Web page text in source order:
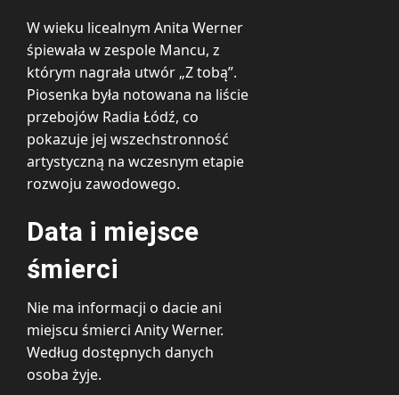
W wieku licealnym Anita Werner
śpiewała w zespole Mancu, z
którym nagrała utwór „Z tobą”.
Piosenka była notowana na liście
przebojów Radia Łódź, co
pokazuje jej wszechstronność
artystyczną na wczesnym etapie
rozwoju zawodowego.
Data i miejsce
śmierci
Nie ma informacji o dacie ani
miejscu śmierci Anity Werner.
Według dostępnych danych
osoba żyje.